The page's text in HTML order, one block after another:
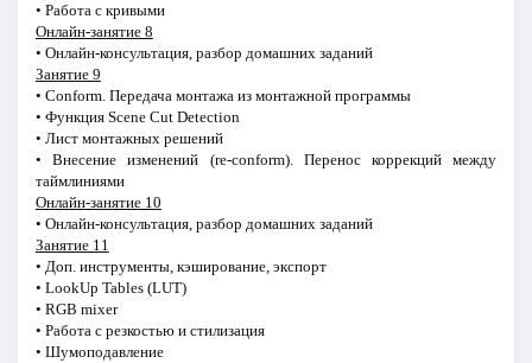
• Работа с кривыми
Онлайн-занятие 8
• Онлайн-консультация, разбор домашних заданий
Занятие 9
• Conform. Передача монтажа из монтажной программы
• Функция Scene Сut Detection
• Лист монтажных решений
• Внесение изменений (re-conform). Перенос коррекций между
таймлиниями
Онлайн-занятие 10
• Онлайн-консультация, разбор домашних заданий
Занятие 11
• Доп. инструменты, кэширование, экспорт
• LookUp Tables (LUT)
• RGB mixer
• Работа с резкостью и стилизация
• Шумоподавление